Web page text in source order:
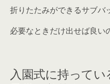
折りたたみができるサブバ
必要なときだけ出せば良い
入園式に持って